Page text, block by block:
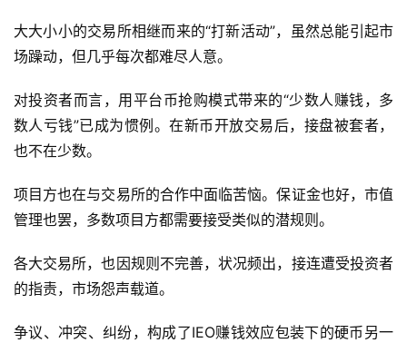
大大小小的交易所相继而来的“打新活动”，虽然总能引起市
场躁动，但几乎每次都难尽人意。
对投资者而言，用平台币抢购模式带来的“少数人赚钱，多
数人亏钱”已成为惯例。在新币开放交易后，接盘被套者，
也不在少数。
项目方也在与交易所的合作中面临苦恼。保证金也好，市值
管理也罢，多数项目方都需要接受类似的潜规则。
各大交易所，也因规则不完善，状况频出，接连遭受投资者
的指责，市场怨声载道。
争议、冲突、纠纷，构成了IEO赚钱效应包装下的硬币另一